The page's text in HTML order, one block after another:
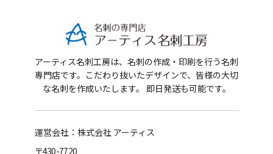
アーティス名刺工房は、名刺の作成・印刷を行う名刺
専門店です。 こだわり抜いたデザインで、皆様の大切
な名刺を作成いたします。 即日発送も可能です。
運営会社：株式会社 アーティス
〒430-7720